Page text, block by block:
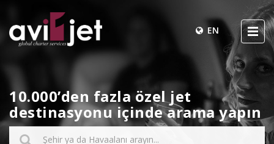
EN
10.000’den fazla özel jet
destinasyonu içinde arama yapın